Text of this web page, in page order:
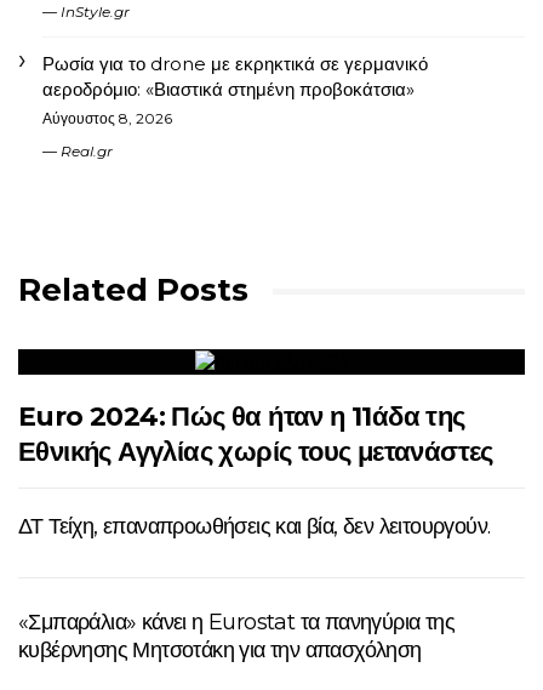
InStyle.gr
Ρωσία για το drone με εκρηκτικά σε γερμανικό
αεροδρόμιο: «Βιαστικά στημένη προβοκάτσια»
Αύγουστος 8, 2026
Real.gr
Related Posts
Euro 2024: Πώς θα ήταν η 11άδα της
Εθνικής Αγγλίας χωρίς τους μετανάστες
ΔΤ Τείχη, επαναπροωθήσεις και βία, δεν λειτουργούν.
«Σμπαράλια» κάνει η Eurostat τα πανηγύρια της
κυβέρνησης Μητσοτάκη για την απασχόληση